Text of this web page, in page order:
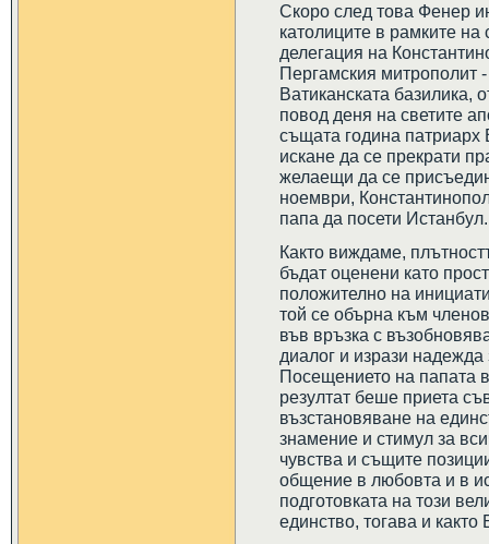
Скоро след това Фенер
католиците в рамките
делегация на
Пергамския митрополит
Ватиканската базилика,
повод деня на светите
същата година
искане да се прекрати
желаещи да се
ноември,
папа да посети Истанбул.
Както виждаме,
бъдат оценени като
положително на
той се обърна към
във връзка с
диалог и изрази
Посещението на папата
резултат беше приета
възстановяване на
знамение и стимул за
чувства и същите
общение в любовта и в
подготовката на този
единство, тогава и както